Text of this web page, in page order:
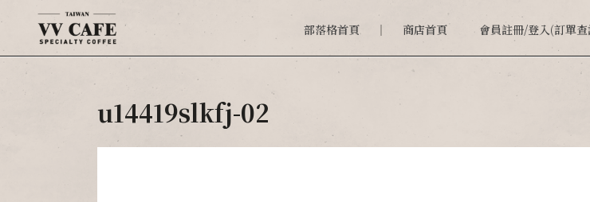
部落格首頁 商店首頁 會員註冊/登入(訂單查
u14419slkfj-02